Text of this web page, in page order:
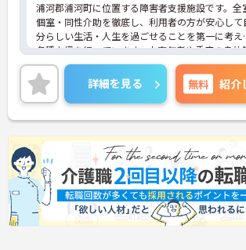
浦河郡浦河町に位置する障害者支援施設です。全
個室・同性介助を徹底し、利用者の方が安心して
分らしい生活・人生を過ごせることを第一に考え
各種支援を行っています。中高年者や重度の身体
害者の利用者が多いため、落ち着いた生活環境を
切にしています。ご興味のある方には、面接対策ポ
イントなど、さらに詳細をお話しいたしますので
気軽にご相談ください！
詳細を見る 無料 紹介